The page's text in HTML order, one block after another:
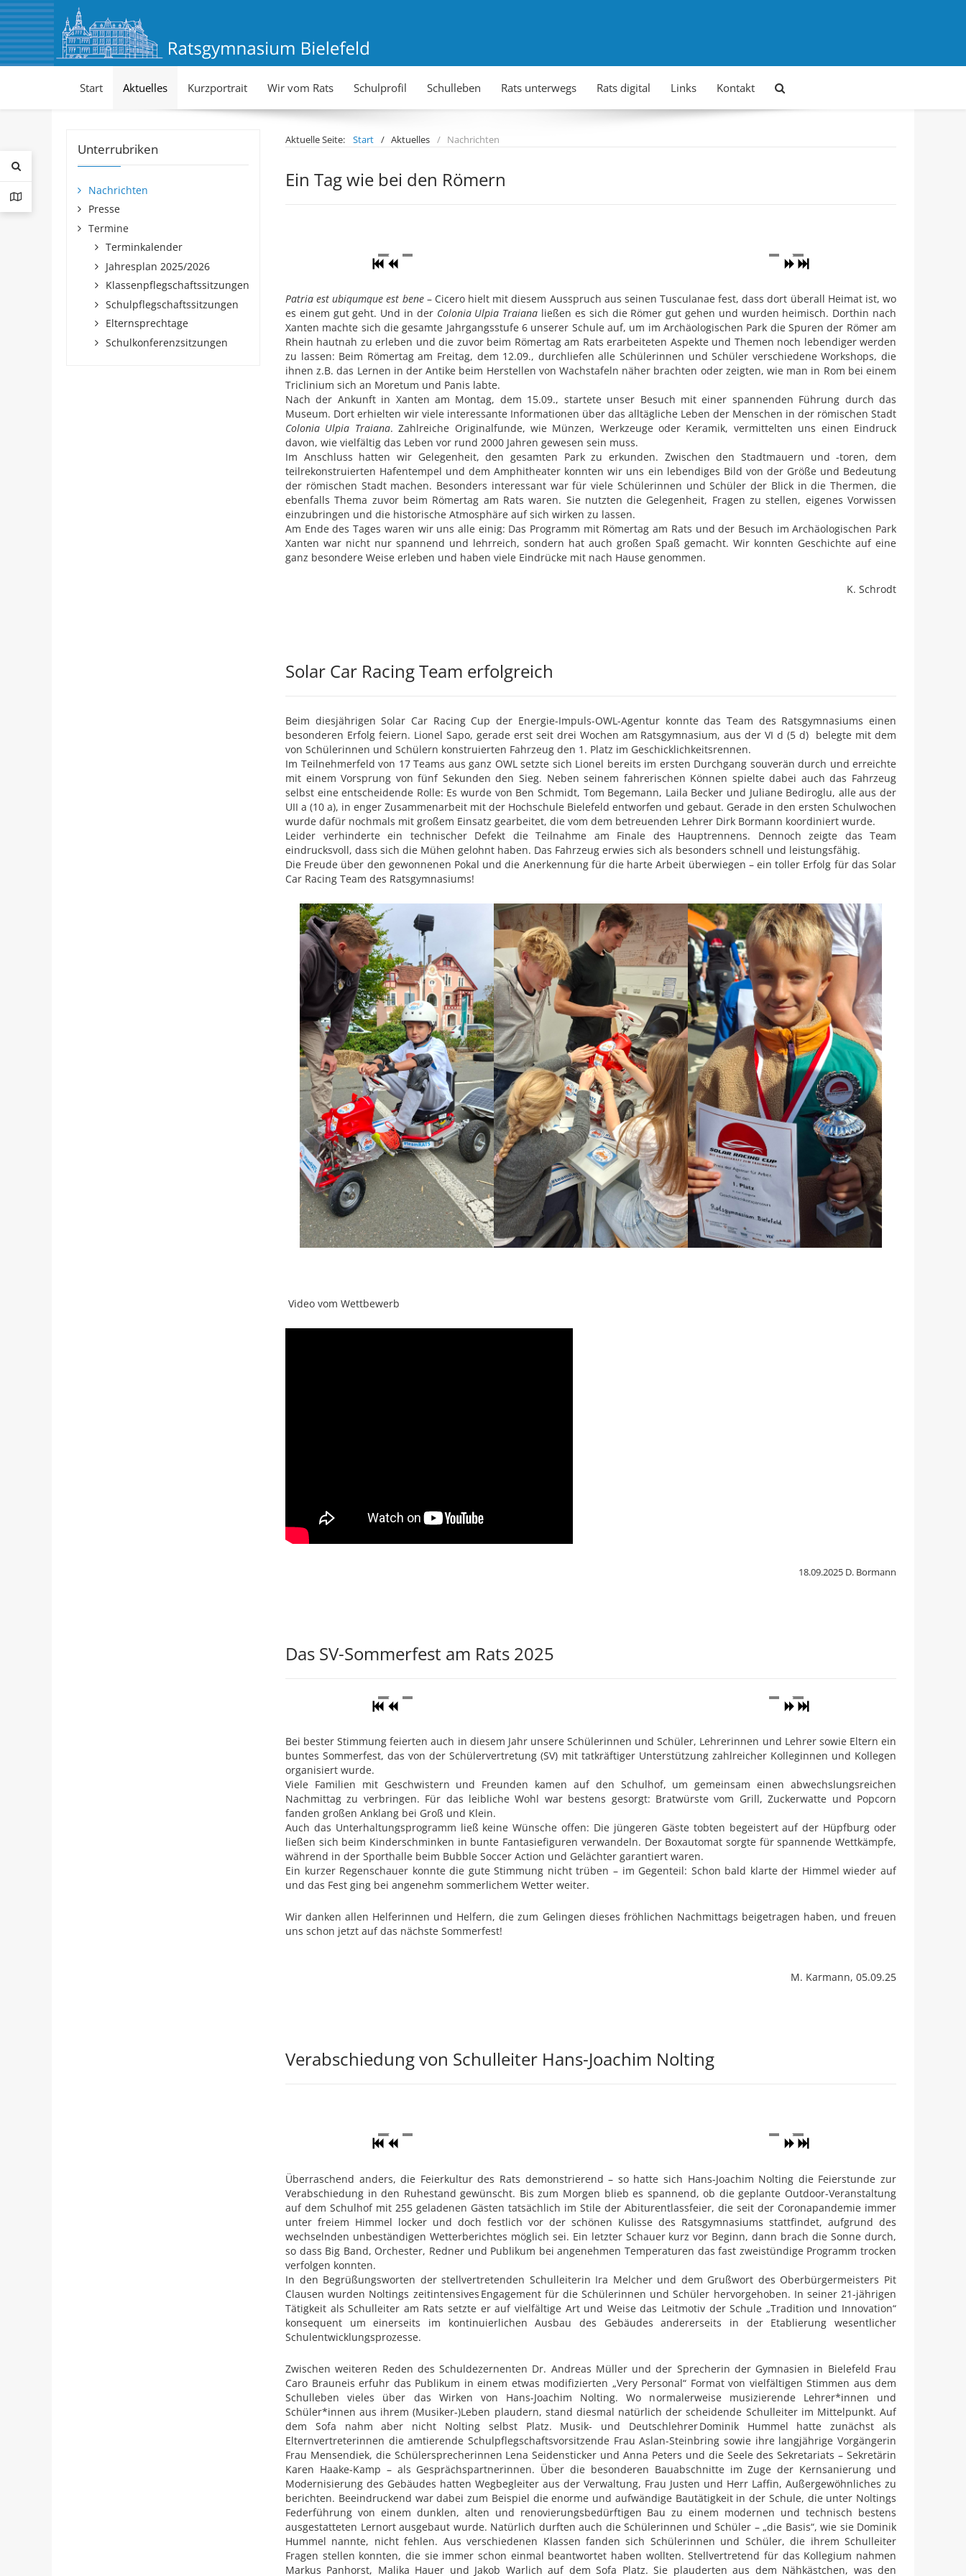
Start Aktuelles Kurzportrait Wir vom Rats Schulprofil Schulleben Rats unterwegs Rats digital Links Kontakt
Unterrubriken
Nachrichten
Presse
Termine
Terminkalender
Jahresplan 2025/2026
Klassenpflegschaftssitzungen
Schulpflegschaftssitzungen
Elternsprechtage
Schulkonferenzsitzungen
Aktuelle Seite: Start Aktuelles Nachrichten
Ein Tag wie bei den Römern
Patria est ubiqumque est bene– Cicero hielt mit diesem Ausspruch aus seinen Tusculanae fest, dass dort überall Heimat ist, wo
es einem gut geht. Und in der Colonia Ulpia Traiana ließen es sich die Römer gut gehen und wurden heimisch. Dorthin nach
Xanten machte sich die gesamte Jahrgangsstufe 6 unserer Schule auf, um im Archäologischen Park die Spuren der Römer am
Rhein hautnah zu erleben und die zuvor beim Römertag am Rats erarbeiteten Aspekte und Themen noch lebendiger werden
zu lassen: Beim Römertag am Freitag, dem 12.09., durchliefen alle Schülerinnen und Schüler verschiedene Workshops, die
ihnen z.B. das Lernen in der Antike beim Herstellen von Wachstafeln näher brachten oder zeigten, wie man in Rom bei einem
Triclinium sich an Moretum und Panis labte.
Nach der Ankunft in Xanten am Montag, dem 15.09., startete unser Besuch mit einer spannenden Führung durch das
Museum. Dort erhielten wir viele interessante Informationen über das alltägliche Leben der Menschen in der römischen Stadt
Colonia Ulpia Traiana. Zahlreiche Originalfunde, wie Münzen, Werkzeuge oder Keramik, vermittelten uns einen Eindruck
davon, wie vielfältig das Leben vor rund 2000 Jahren gewesen sein muss.
Im Anschluss hatten wir Gelegenheit, den gesamten Park zu erkunden. Zwischen den Stadtmauern und -toren, dem
teilrekonstruierten Hafentempel und dem Amphitheater konnten wir uns ein lebendiges Bild von der Größe und Bedeutung
der römischen Stadt machen. Besonders interessant war für viele Schülerinnen und Schüler der Blick in die Thermen, die
ebenfalls Thema zuvor beim Römertag am Rats waren. Sie nutzten die Gelegenheit, Fragen zu stellen, eigenes Vorwissen
einzubringen und die historische Atmosphäre auf sich wirken zu lassen.
Am Ende des Tages waren wir uns alle einig: Das Programm mit Römertag am Rats und der Besuch im Archäologischen Park
Xanten war nicht nur spannend und lehrreich, sondern hat auch großen Spaß gemacht. Wir konnten Geschichte auf eine
ganz besondere Weise erleben und haben viele Eindrücke mit nach Hause genommen.
K. Schrodt
Solar Car Racing Team erfolgreich
Beim diesjährigen Solar Car Racing Cup der Energie-Impuls-OWL-Agentur konnte das Team des Ratsgymnasiums einen
besonderen Erfolg feiern. Lionel Sapo, gerade erst seit drei Wochen am Ratsgymnasium, aus der VI d (5 d) belegte mit dem
von Schülerinnen und Schülern konstruierten Fahrzeug den 1. Platz im Geschicklichkeitsrennen.
Im Teilnehmerfeld von 17 Teams aus ganz OWL setzte sich Lionel bereits im ersten Durchgang souverän durch und erreichte
mit einem Vorsprung von fünf Sekunden den Sieg. Neben seinem fahrerischen Können spielte dabei auch das Fahrzeug
selbst eine entscheidende Rolle: Es wurde von Ben Schmidt, Tom Begemann, Laila Becker und Juliane Bediroglu, alle aus der
UII a (10 a), in enger Zusammenarbeit mit der Hochschule Bielefeld entworfen und gebaut. Gerade in den ersten Schulwochen
wurde dafür nochmals mit großem Einsatz gearbeitet, die vom dem betreuenden Lehrer Dirk Bormann koordiniert wurde.
Leider verhinderte ein technischer Defekt die Teilnahme am Finale des Hauptrennens. Dennoch zeigte das Team
eindrucksvoll, dass sich die Mühen gelohnt haben. Das Fahrzeug erwies sich als besonders schnell und leistungsfähig.
Die Freude über den gewonnenen Pokal und die Anerkennung für die harte Arbeit überwiegen – ein toller Erfolg für das Solar
Car Racing Team des Ratsgymnasiums!
Video vom Wettbewerb
18.09.2025 D. Bormann
Das SV-Sommerfest am Rats 2025
Bei bester Stimmung feierten auch in diesem Jahr unsere Schülerinnen und Schüler, Lehrerinnen und Lehrer sowie Eltern ein
buntes Sommerfest, das von der Schülervertretung (SV) mit tatkräftiger Unterstützung zahlreicher Kolleginnen und Kollegen
organisiert wurde.
Viele Familien mit Geschwistern und Freunden kamen auf den Schulhof, um gemeinsam einen abwechslungsreichen
Nachmittag zu verbringen. Für das leibliche Wohl war bestens gesorgt: Bratwürste vom Grill, Zuckerwatte und Popcorn
fanden großen Anklang bei Groß und Klein.
Auch das Unterhaltungsprogramm ließ keine Wünsche offen: Die jüngeren Gäste tobten begeistert auf der Hüpfburg oder
ließen sich beim Kinderschminken in bunte Fantasiefiguren verwandeln. Der Boxautomat sorgte für spannende Wettkämpfe,
während in der Sporthalle beim Bubble Soccer Action und Gelächter garantiert waren.
Ein kurzer Regenschauer konnte die gute Stimmung nicht trüben – im Gegenteil: Schon bald klarte der Himmel wieder auf
und das Fest ging bei angenehm sommerlichem Wetter weiter.
Wir danken allen Helferinnen und Helfern, die zum Gelingen dieses fröhlichen Nachmittags beigetragen haben, und freuen
uns schon jetzt auf das nächste Sommerfest!
M. Karmann, 05.09.25
Verabschiedung von Schulleiter Hans-Joachim Nolting
Überraschend anders, die Feierkultur des Rats demonstrierend – so hatte sich Hans-Joachim Nolting die Feierstunde zur
Verabschiedung in den Ruhestand gewünscht. Bis zum Morgen blieb es spannend, ob die geplante Outdoor-Veranstaltung
auf dem Schulhof mit 255 geladenen Gästen tatsächlich im Stile der Abiturentlassfeier, die seit der Coronapandemie immer
unter freiem Himmel locker und doch festlich vor der schönen Kulisse des Ratsgymnasiums stattfindet, aufgrund des
wechselnden unbeständigen Wetterberichtes möglich sei. Ein letzter Schauer kurz vor Beginn, dann brach die Sonne durch,
so dass Big Band, Orchester, Redner und Publikum bei angenehmen Temperaturen das fast zweistündige Programm trocken
verfolgen konnten.
In den Begrüßungsworten der stellvertretenden Schulleiterin Ira Melcher und dem Grußwort des Oberbürgermeisters Pit
Clausen wurden Noltings zeitintensives Engagement für die Schülerinnen und Schüler hervorgehoben. In seiner 21-jährigen
Tätigkeit als Schulleiter am Rats setzte er auf vielfältige Art und Weise das Leitmotiv der Schule „Tradition und Innovation“
konsequent um einerseits im kontinuierlichen Ausbau des Gebäudes andererseits in der Etablierung wesentlicher
Schulentwicklungsprozesse.
Zwischen weiteren Reden des Schuldezernenten Dr. Andreas Müller und der Sprecherin der Gymnasien in Bielefeld Frau
Caro Brauneis erfuhr das Publikum in einem etwas modifizierten „Very Personal“ Format von vielfältigen Stimmen aus dem
Schulleben vieles über das Wirken von Hans-Joachim Nolting. Wo normalerweise musizierende Lehrer*innen und
Schüler*innen aus ihrem (Musiker-)Leben plaudern, stand diesmal natürlich der scheidende Schulleiter im Mittelpunkt. Auf
dem Sofa nahm aber nicht Nolting selbst Platz. Musik- und Deutschlehrer Dominik Hummel hatte zunächst als
Elternvertreterinnen die amtierende Schulpflegschaftsvorsitzende Frau Aslan-Steinbring sowie ihre langjährige Vorgängerin
Frau Mensendiek, die Schülersprecherinnen Lena Seidensticker und Anna Peters und die Seele des Sekretariats – Sekretärin
Karen Haake-Kamp – als Gesprächspartnerinnen. Über die besonderen Bauabschnitte im Zuge der Kernsanierung und
Modernisierung des Gebäudes hatten Wegbegleiter aus der Verwaltung, Frau Justen und Herr Laffin, Außergewöhnliches zu
berichten. Beeindruckend war dabei zum Beispiel die enorme und aufwändige Bautätigkeit in der Schule, die unter Noltings
Federführung von einem dunklen, alten und renovierungsbedürftigen Bau zu einem modernen und technisch bestens
ausgestatteten Lernort ausgebaut wurde. Natürlich durften auch die Schülerinnen und Schüler – „die Basis“, wie sie Dominik
Hummel nannte, nicht fehlen. Aus verschiedenen Klassen fanden sich Schülerinnen und Schüler, die ihrem Schulleiter
Fragen stellen konnten, die sie immer schon einmal beantwortet haben wollten. Stellvertretend für das Kollegium nahmen
Markus Panhorst, Malika Hauer und Jakob Warlich auf dem Sofa Platz. Sie plauderten aus dem Nähkästchen, was den